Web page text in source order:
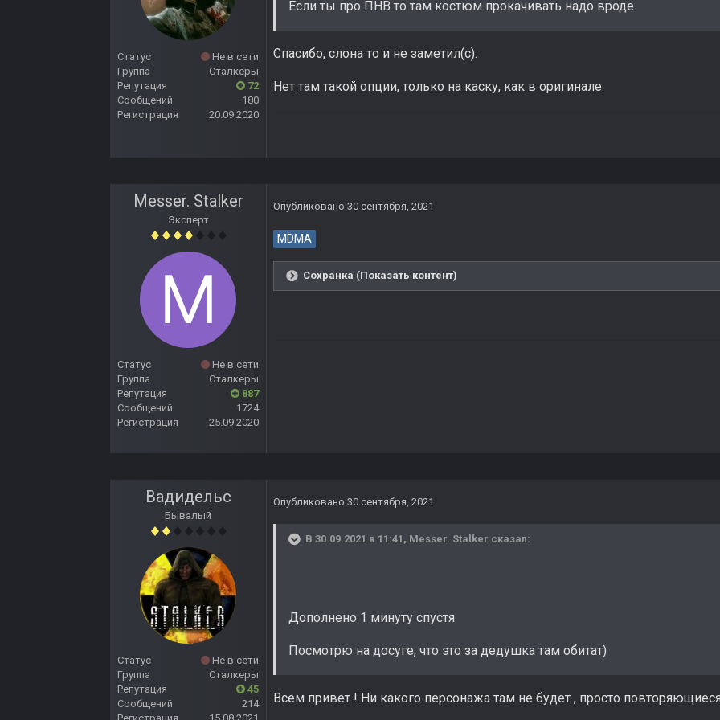
Статус
Не в сети
Группа
Сталкеры
Репутация
72
Сообщений
180
Регистрация
20.09.2020
Если ты про ПНВ то там костюм прокачивать надо вроде.
Спасибо, слона то и не заметил(с).
Нет там такой опции, только на каску, как в оригинале.
Messer. Stalker
Эксперт
Статус
Не в сети
Группа
Сталкеры
Репутация
887
Сообщений
1724
Регистрация
25.09.2020
Опубликовано 30 сентября, 2021
MDMA
Сохранка (Показать контент)
Вадидельс
Бывалый
Статус
Не в сети
Группа
Сталкеры
Репутация
45
Сообщений
214
Опубликовано 30 сентября, 2021
В 30.09.2021 в 11:41, Messer. Stalker сказал:
Дополнено 1 минуту спустя
Посмотрю на досуге, что это за дедушка там обитат)
Всем привет ! Ни какого персонажа там не будет , просто повторяющиеся